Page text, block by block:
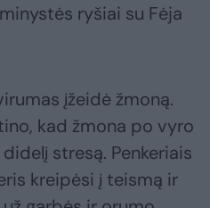
ryšiai su Fėja
įžeidė žmoną.
kad žmona po vyro
stresą. Penkeriais
kreipėsi į teismą ir